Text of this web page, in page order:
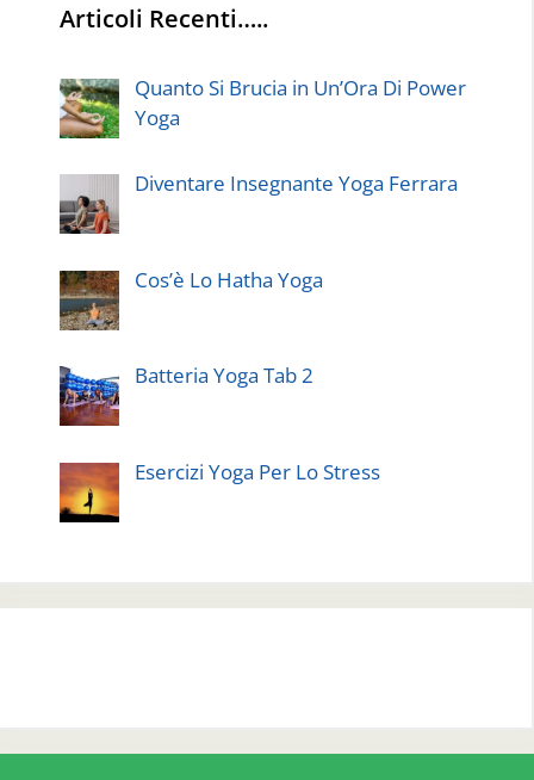
Articoli Recenti…..
Quanto Si Brucia in Un’Ora Di Power
Yoga
Diventare Insegnante Yoga Ferrara
Cos’è Lo Hatha Yoga
Batteria Yoga Tab 2
Esercizi Yoga Per Lo Stress